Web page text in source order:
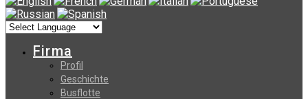
Firma
Profil
Geschichte
Busflotte